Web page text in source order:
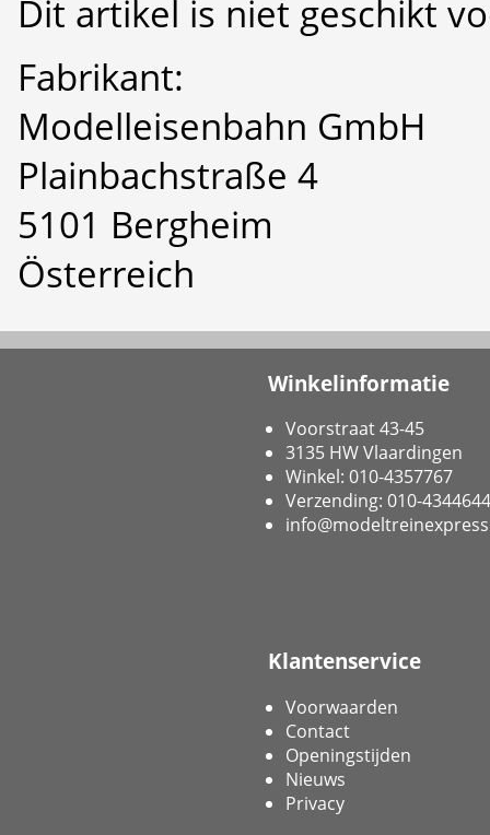
Dit artikel is niet geschikt
Fabrikant:
Modelleisenbahn GmbH
Plainbachstraße 4
5101 Bergheim
Österreich
Winkelinformatie
Voorstraat 43-45
3135 HW Vlaardingen
Winkel: 010-4357767
Verzending: 010-4344644
Klantenservice
Voorwaarden
Contact
Openingstijden
Nieuws
Privacy